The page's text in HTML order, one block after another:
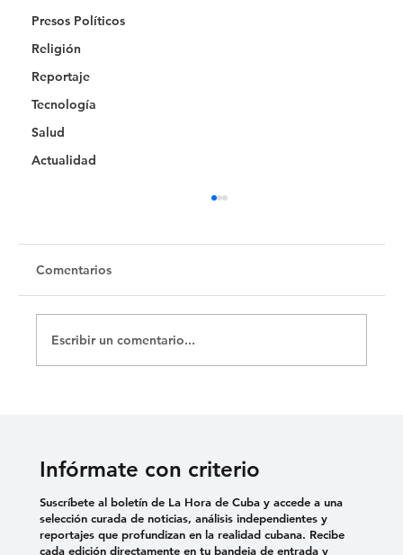
Presos Políticos
Religión
Reportaje
Tecnología
Salud
Actualidad
Untitled
Comentarios
Escribir un comentario...
Infórmate con criterio
Suscríbete al boletín de La Hora de Cuba y accede a una
selección curada de noticias, análisis independientes y
reportajes que profundizan en la realidad cubana. Recibe
cada edición directamente en tu bandeja de entrada y